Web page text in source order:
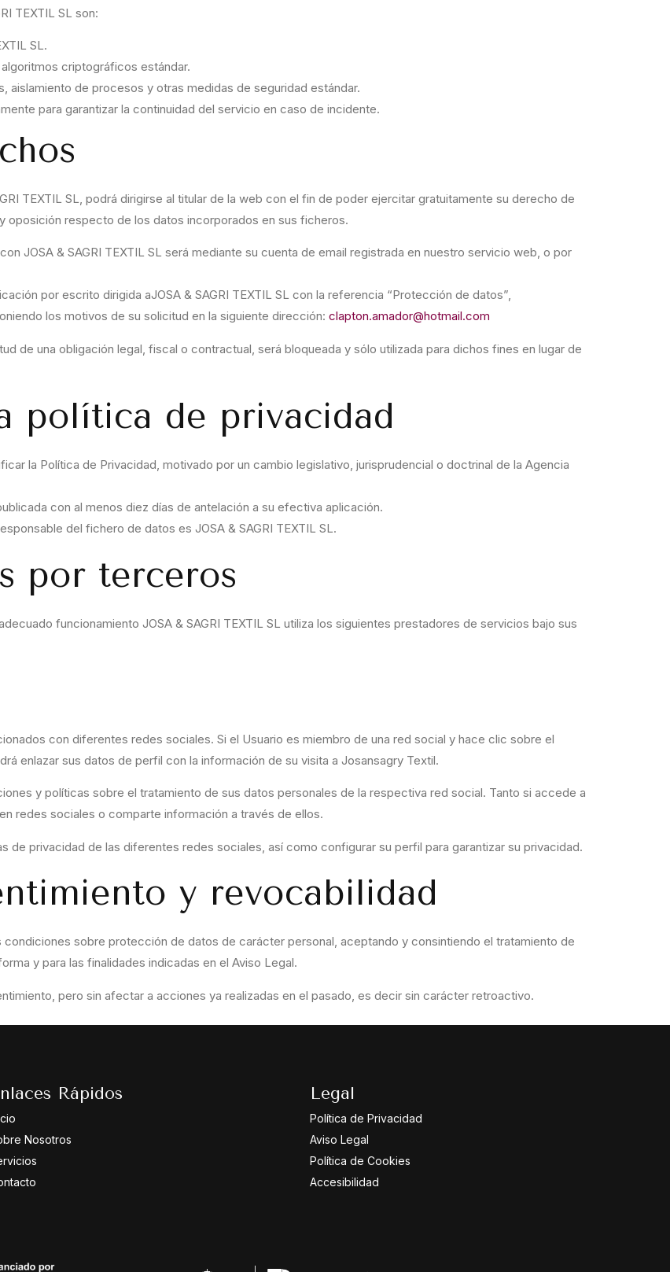
TEXTIL SL son:
SL.
criptográficos estándar.
de procesos y otras medidas de seguridad estándar.
para garantizar la continuidad del servicio en caso de incidente.
TEXTIL SL, podrá dirigirse al titular de la web con el fin de poder ejercitar gratuitamente su derecho de
respecto de los datos incorporados en sus ficheros.
JOSA & SAGRI TEXTIL SL será mediante su cuenta de email registrada en nuestro servicio web, o por
por escrito dirigida aJOSA & SAGRI TEXTIL SL con la referencia “Protección de datos”,
los motivos de su solicitud en la siguiente dirección: clapton.amador@hotmail.com
de una obligación legal, fiscal o contractual, será bloqueada y sólo utilizada para dichos fines en lugar de
política de privacidad
la Política de Privacidad, motivado por un cambio legislativo, jurisprudencial o doctrinal de la Agencia
con al menos diez días de antelación a su efectiva aplicación.
del fichero de datos es JOSA & SAGRI TEXTIL SL.
por terceros
funcionamiento JOSA & SAGRI TEXTIL SL utiliza los siguientes prestadores de servicios bajo sus
con diferentes redes sociales. Si el Usuario es miembro de una red social y hace clic sobre el
enlazar sus datos de perfil con la información de su visita a Josansagry Textil.
y políticas sobre el tratamiento de sus datos personales de la respectiva red social. Tanto si accede a
redes sociales o comparte información a través de ellos.
de privacidad de las diferentes redes sociales, así como configurar su perfil para garantizar su privacidad.
y revocabilidad
sobre protección de datos de carácter personal, aceptando y consintiendo el tratamiento de
y para las finalidades indicadas en el Aviso Legal.
pero sin afectar a acciones ya realizadas en el pasado, es decir sin carácter retroactivo.
Rápidos
Nosotros
Legal
Política de Privacidad
Aviso Legal
Política de Cookies
Accesibilidad